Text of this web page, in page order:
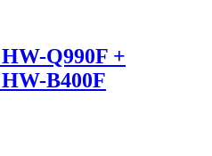
Q990F +
B400F